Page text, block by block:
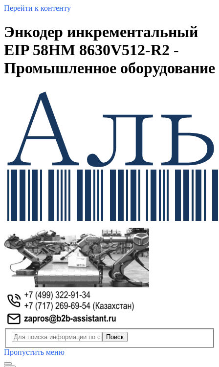
Перейти к контенту
Энкодер инкрементальный
EIP 58HM 8630V512-R2 -
Промышленное оборудование
Поиск
Пропустить меню